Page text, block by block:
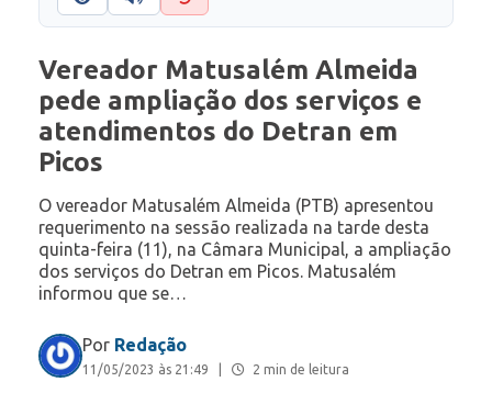
Vereador Matusalém Almeida
pede ampliação dos serviços e
atendimentos do Detran em
Picos
O vereador Matusalém Almeida (PTB) apresentou
requerimento na sessão realizada na tarde desta
quinta-feira (11), na Câmara Municipal, a ampliação
dos serviços do Detran em Picos. Matusalém
informou que se…
Por Redação
11/05/2023 às 21:49 2 min de leitura